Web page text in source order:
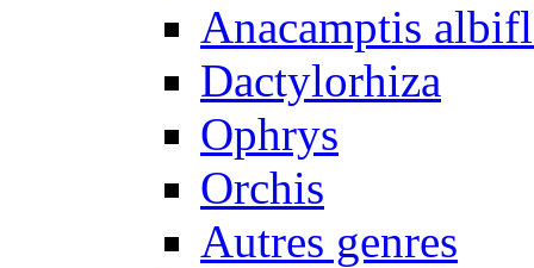
Anacamptis
Dactylorhiza
Ophrys
Orchis
Autres genres